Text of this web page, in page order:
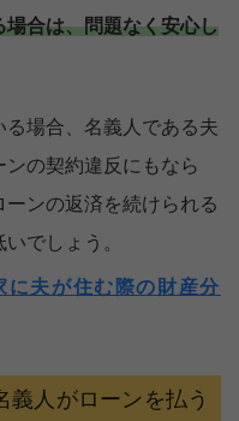
合は、問題なく安心し
場合、名義人である夫
の契約違反にもなら
ンの返済を続けられる
でしょう。
に夫が住む際の財産分
義人がローンを払う